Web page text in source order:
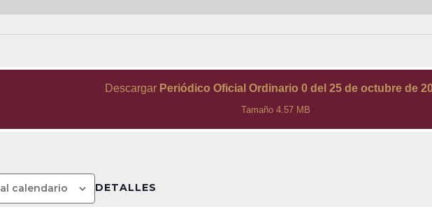
Descargar Periódico Oficial Ordinario 0 del 25 de octubre de
Tamaño 4.57 MB
calendario DETALLES